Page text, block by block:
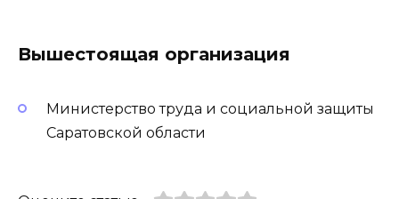
Вышестоящая организация
Министерство труда и социальной защиты
Саратовской области